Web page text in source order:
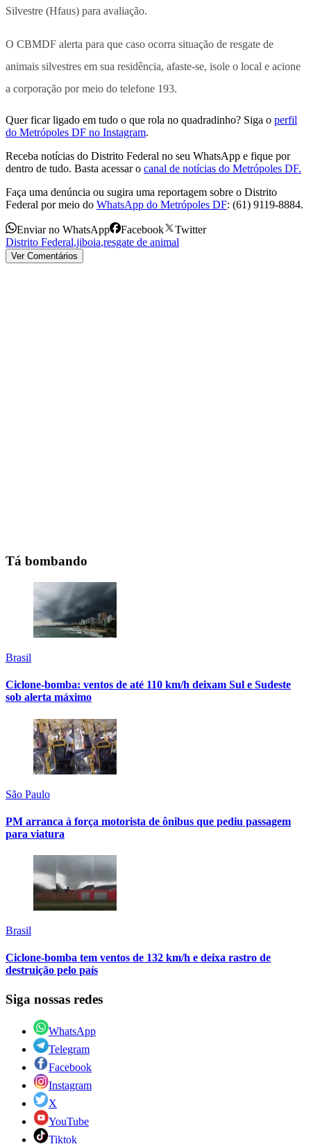
Silvestre (Hfaus) para avaliação.
O CBMDF alerta para que caso ocorra situação de resgate de
animais silvestres em sua residência, afaste-se, isole o local e acione
a corporação por meio do telefone 193.
Quer ficar ligado em tudo o que rola no quadradinho? Siga o perfil
do Metrópoles DF no Instagram.
Receba notícias do Distrito Federal no seu WhatsApp e fique por
dentro de tudo. Basta acessar o canal de notícias do Metrópoles DF.
Faça uma denúncia ou sugira uma reportagem sobre o Distrito
Federal por meio do WhatsApp do Metrópoles DF: (61) 9119-8884.
Enviar no WhatsApp Facebook
Twitter
Distrito Federal,jiboia,resgate de animal
Ver Comentários
Tá bombando
Brasil
Ciclone-bomba: ventos de até 110 km/h deixam Sul e Sudeste
sob alerta máximo
São Paulo
PM arranca à força motorista de ônibus que pediu passagem
para viatura
Brasil
Ciclone-bomba tem ventos de 132 km/h e deixa rastro de
destruição pelo país
Siga nossas redes
WhatsApp
Telegram
Facebook
Instagram
X
YouTube
Tiktok